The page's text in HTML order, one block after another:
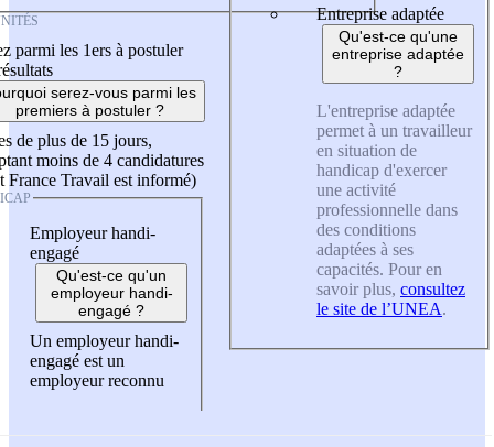
parmi les 1ers à postuler
serez-vous parmi les
premiers à postuler ?
de plus de 15 jours,
moins de 4 candidatures
France Travail est informé)
Employeur handi-
engagé
Qu'est-ce qu'un
employeur handi-
engagé ?
Un employeur handi-
engagé est un
employeur reconnu
Entreprise adaptée
Qu'est-ce qu'une
entreprise adaptée
?
L'entreprise adaptée
permet à un travailleur
en situation de
handicap d'exercer
une activité
professionnelle dans
des conditions
adaptées à ses
capacités. Pour en
savoir plus, consultez
le site de l’UNEA.